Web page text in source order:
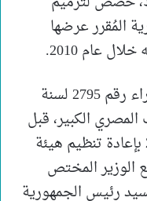
المُقرر عرضها
عام 2010.
وقد صدر قرار رئيس مجلس الوزراء رقم 2795 لسنة
المصري الكبير، قبل
أن يصدر القانون رقم 9 لسنة 2020 بإعادة تنظيم هيئة
الوزير المختص
رئيس الجمهورية